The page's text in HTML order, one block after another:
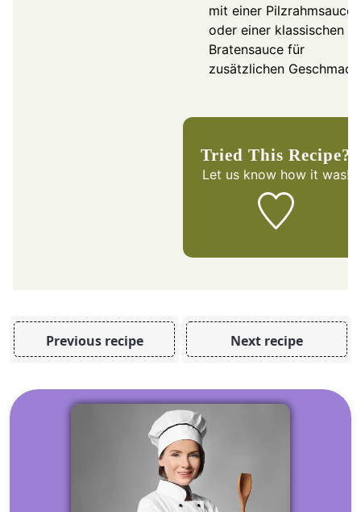
mit einer Pilzrahmsauce
oder einer klassischen
Bratensauce für
zusätzlichen
Tried This Recipe?
Let us knowhow it was!
Previous recipe Next recipe